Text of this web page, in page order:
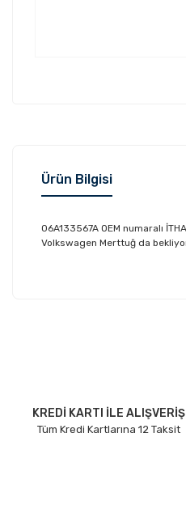
Ürün Bilgisi
06A133567A OEM numaralı
Volkswagen Merttuğ da
Ürün bilgilerinde hatalar
Ürün fiyatı diğer sitelerden
KREDİ KARTI İLE ALIŞVERİŞ
Tüm Kredi Kartlarına 12 Taksit